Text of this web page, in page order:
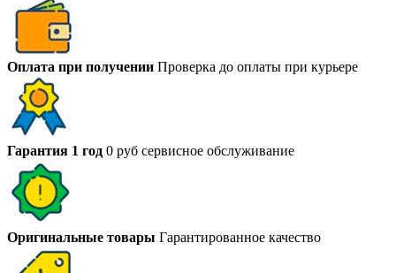
Оплата при получении Проверка до оплаты при курьере
Гарантия 1 год 0 руб сервисное обслуживание
Оригинальные товары Гарантированное качество